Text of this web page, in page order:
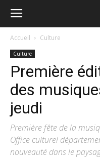
Accueil Culture
Culture
Première
des
jeudi
Première fête de la
Office culturel
nouveauté dans le